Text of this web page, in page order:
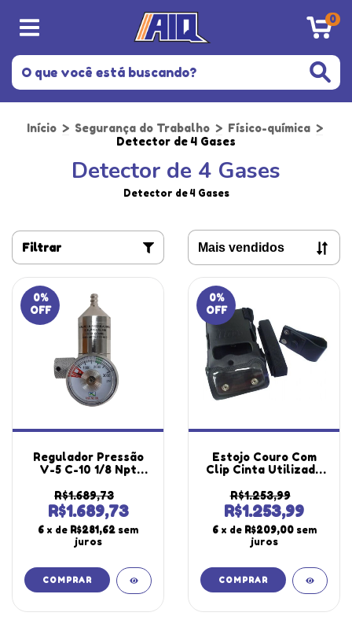
0
Início > Segurança do Trabalho > Físico-química >
Detector de 4 Gases
Detector de 4 Gases
Detector de 4 Gases
Filtrar
0%
OFF
Regulador Pressão
V-5 C-10 1/8 Npt
Gases K-4 Portátil
Instrutherm
R$1.689,73
R$1.689,73
6 x de R$281,62 sem
juros
0%
OFF
Estojo Couro Com
Clip Cinta Utilizado
Scout Explosímetro
077-0309
Instrutherm
R$1.253,99
R$1.253,99
6 x de R$209,00 sem
juros